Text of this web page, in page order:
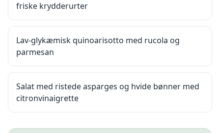
friske krydderurter
Lav-glykæmisk quinoarisotto med rucola og
parmesan
Salat med ristede asparges og hvide bønner med
citronvinaigrette